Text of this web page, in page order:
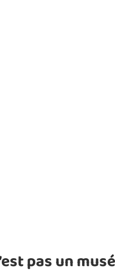
pas un